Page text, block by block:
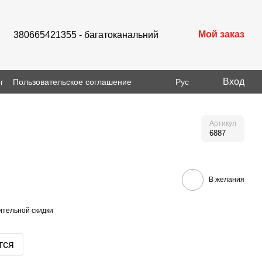
380665421355 - багатоканальний Мой заказ
Пользовательское соглашение Рус Вход
Артикул
6887
В желания
скидки